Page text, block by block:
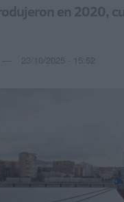
en 2020,
23/10/2025 - 15:52